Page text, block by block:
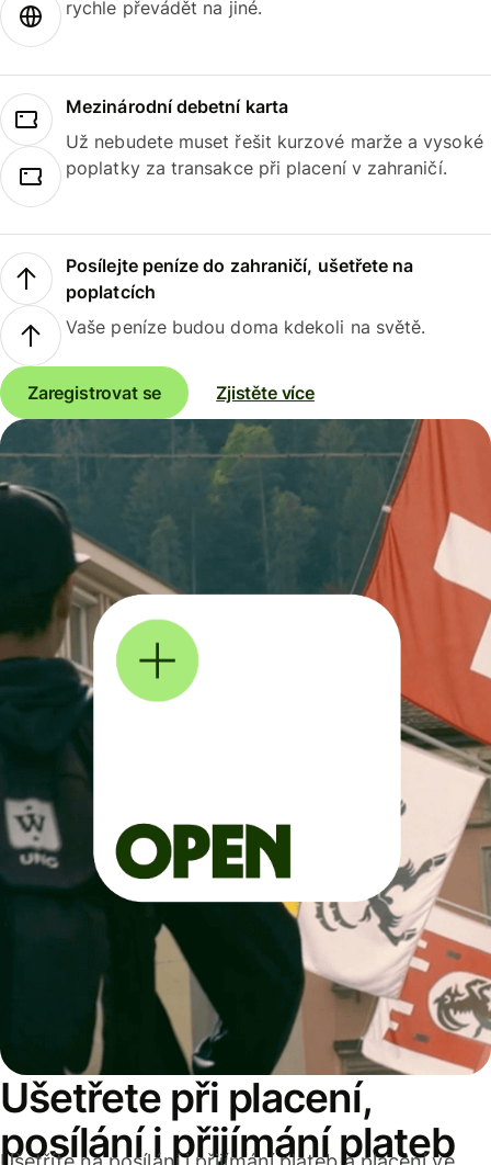
rychle převádět na jiné.
Mezinárodní debetní karta
Už nebudete muset řešit kurzové marže a vysoké
poplatky za transakce při placení v zahraničí.
Posílejte peníze do zahraničí, ušetřete na
poplatcích
Vaše peníze budou doma kdekoli na světě.
Zaregistrovat se Zjistěte více
Ušetřete při placení,
posílání i přijímání plateb